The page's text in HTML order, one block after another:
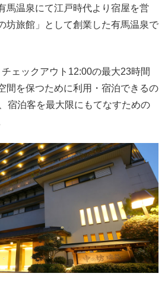
馬温泉にて江戸時代より宿屋を営
坊旅館」として創業した有馬温泉で
ェックアウト12:00の最大23時間
間を保つために利用・宿泊できるの
宿泊客を最大限にもてなすための